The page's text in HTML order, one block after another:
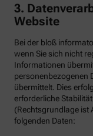
3.
Website
Bei der bloß
wenn Sie sich nicht
Informationen
personenbezogenen
übermittelt. Dies
erforderliche
(Rechtsgrundlage ist
folgenden Daten: